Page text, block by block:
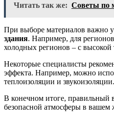
Читать так же: Советы по
При выборе материалов важно
здания. Например, для
холодных регионов – с
Некоторые специалисты
эффекта. Например, можно
теплоизоляции и звукоизоляции.
В конечном итоге, правильный
безопасной атмосферы в